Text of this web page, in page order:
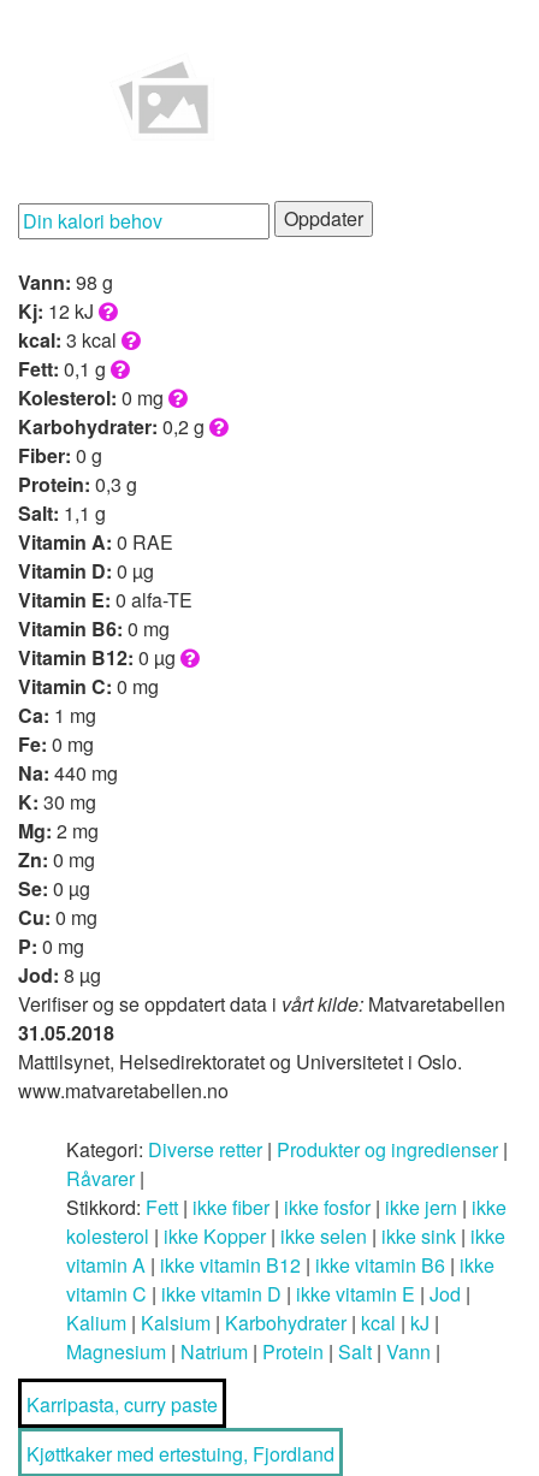
Oppdater
Vann: 98 g
Kj: 12 kJ
kcal: 3 kcal
Fett: 0,1 g
Kolesterol: 0 mg
Karbohydrater: 0,2 g
Fiber: 0 g
Protein: 0,3 g
Salt: 1,1 g
Vitamin A: 0 RAE
Vitamin D: 0 µg
Vitamin E: 0 alfa-TE
Vitamin B6: 0 mg
Vitamin B12: 0 µg
Vitamin C: 0 mg
Ca: 1 mg
Fe: 0 mg
Na: 440 mg
K: 30 mg
Mg: 2 mg
Zn: 0 mg
Se: 0 µg
Cu: 0 mg
P: 0 mg
Jod: 8 µg
Verifiser og se oppdatert data i vårt kilde: Matvaretabellen
31.05.2018
Mattilsynet, Helsedirektoratet og Universitetet i Oslo.
www.matvaretabellen.no
Kategori: Diverse retter| Produkter og ingredienser|
Råvarer|
Stikkord: Fett | ikke fiber| ikke fosfor| ikke jern | ikke
kolesterol | ikke Kopper| ikke selen | ikke sink | ikke
vitamin A | ikke vitamin B12 | ikke vitamin B6 | ikke
vitamin C | ikke vitamin D | ikke vitamin E | Jod |
Kalium | Kalsium | Karbohydrater| kcal | kJ |
Magnesium | Natrium | Protein | Salt | Vann |
Karripasta, curry paste
Kjøttkaker med ertestuing, Fjordland